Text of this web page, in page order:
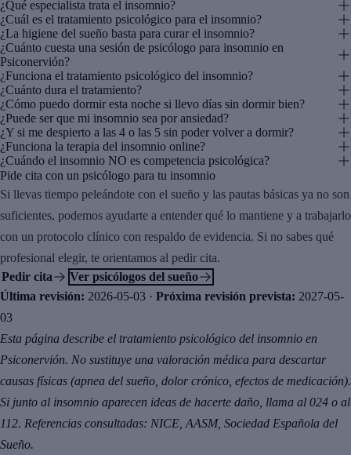
¿Qué especialista trata el insomnio?
¿Cuál es el tratamiento psicológico para el insomnio?
¿La higiene del sueño basta para curar el insomnio?
¿Cuánto cuesta una sesión de psicólogo para insomnio en
Psiconervión?
¿Funciona el tratamiento psicológico del insomnio?
¿Cuánto dura el tratamiento?
¿Cómo puedo dormir esta noche si llevo días sin dormir bien?
¿Puede ser que mi insomnio sea por ansiedad?
¿Y si me despierto a las 4 o las 5 sin poder volver a dormir?
¿Funciona la terapia del insomnio online?
¿Cuándo el insomnio NO es competencia psicológica?
Pide cita con un psicólogo para tu insomnio
Si llevas tiempo peleándote con el sueño y las pautas básicas ya no son
suficientes, podemos ayudarte a entender qué lo mantiene y a trabajarlo
con un protocolo clínico con respaldo de evidencia. Si no sabes qué
profesional elegir, te orientamos al pedir cita.
Pedir cita
Ver psicólogos del sueño
Última revisión: 2026-05-03 · Próxima revisión prevista: 2027-05-
03
Esta página describe el tratamiento psicológico del insomnio en
Psiconervión. No sustituye una valoración médica para descartar
causas físicas (apnea del sueño, dolor crónico, efectos de medicación).
Si junto al insomnio aparecen ideas de hacerte daño, llama al 024 o al
112. Referencias consultadas: NICE, AASM, Sociedad Española del
Sueño.